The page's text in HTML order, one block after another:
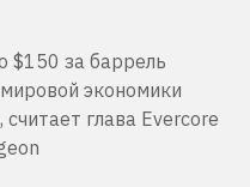
$150 за баррель
экономики
глава Evercore